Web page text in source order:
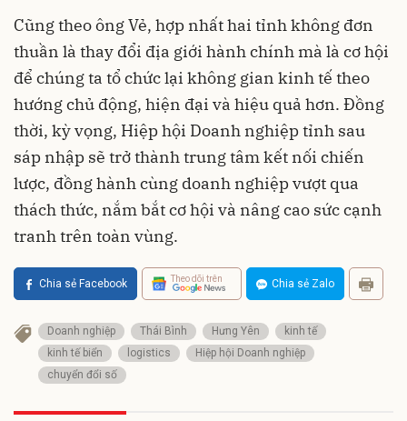
Cũng theo ông Vẻ, hợp nhất hai tỉnh không đơn
thuần là thay đổi địa giới hành chính mà là cơ hội
để chúng ta tổ chức lại không gian kinh tế theo
hướng chủ động, hiện đại và hiệu quả hơn. Đồng
thời, kỳ vọng, Hiệp hội Doanh nghiệp tỉnh sau
sáp nhập sẽ trở thành trung tâm kết nối chiến
lược, đồng hành cùng doanh nghiệp vượt qua
thách thức, nắm bắt cơ hội và nâng cao sức cạnh
tranh trên toàn vùng.
Chia sẻ Facebook Theo dõi trên Chia sẻ Zalo
Doanh nghiệp Thái Bình Hưng Yên
kinh tế
kinh tế biển
logistics
Hiệp hội Doanh nghiệp
chuyển đổi số